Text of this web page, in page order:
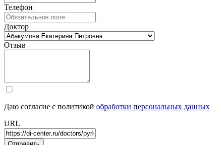
Телефон
Доктор
Отзыв
Даю согласие с политикой обработки персональных данных
URL